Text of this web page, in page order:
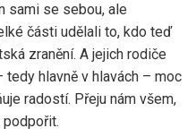
sami se sebou, ale
části udělali to, kdo teď
zranění. A jejich rodiče
tedy hlavně v hlavách – moc
radostí. Přeju nám všem,